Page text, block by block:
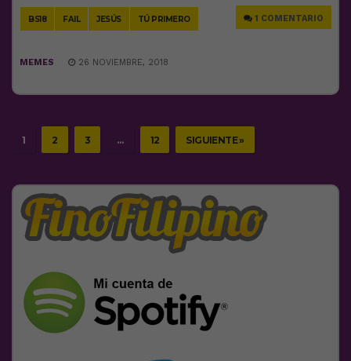
BS18 FAIL JESÚS TÚ PRIMERO 1 COMENTARIO
MEMES 26 NOVIEMBRE, 2018
1 2 3 … 12 SIGUIENTE »